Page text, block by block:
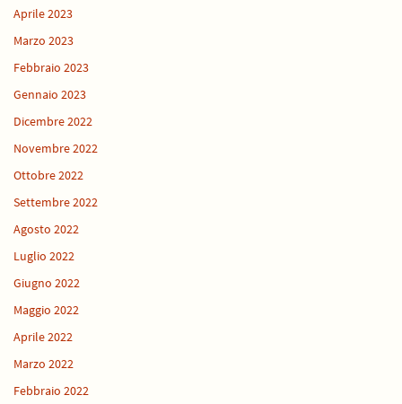
Aprile 2023
Marzo 2023
Febbraio 2023
Gennaio 2023
Dicembre 2022
Novembre 2022
Ottobre 2022
Settembre 2022
Agosto 2022
Luglio 2022
Giugno 2022
Maggio 2022
Aprile 2022
Marzo 2022
Febbraio 2022